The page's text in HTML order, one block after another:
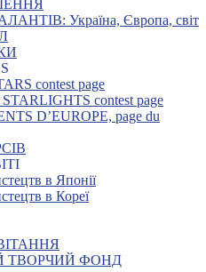
Україна, Європа, світ
contest page
contest page
D’EUROPE, page du
в Японії
в Кореї
ТВОРЧИЙ ФОНД